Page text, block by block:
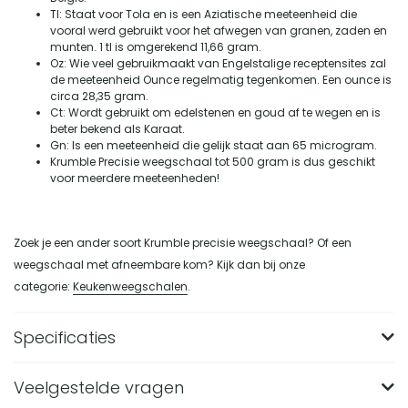
Tl: Staat voor Tola en is een Aziatische meeteenheid die
vooral werd gebruikt voor het afwegen van granen, zaden en
munten. 1 tl is omgerekend 11,66 gram.
Oz: Wie veel gebruikmaakt van Engelstalige receptensites zal
de meeteenheid Ounce regelmatig tegenkomen. Een ounce is
circa 28,35 gram.
Ct: Wordt gebruikt om edelstenen en goud af te wegen en is
beter bekend als Karaat.
Gn: Is een meeteenheid die gelijk staat aan 65 microgram.
Krumble Precisie weegschaal tot 500 gram is dus geschikt
voor meerdere meeteenheden!
Zoek je een ander soort Krumble precisie weegschaal? Of een
weegschaal met afneembare kom? Kijk dan bij onze
categorie: Keukenweegschalen.
Specificaties
Merk
Veelgestelde vragen